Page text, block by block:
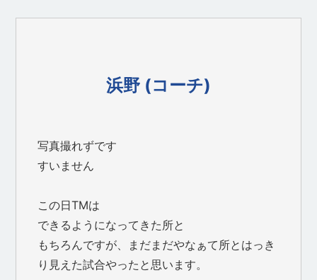
浜野 (コーチ)
写真撮れずです
すいません
この日TMは
できるようになってきた所と
もちろんですが、まだまだやなぁて所とはっき
り見えた試合やったと思います。